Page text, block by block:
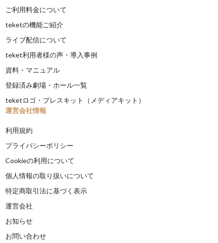
ご利用料金について
teketの機能ご紹介
ライブ配信について
teket利用者様の声・導入事例
資料・マニュアル
登録済み劇場・ホール一覧
teketロゴ・プレスキット（メディアキット）
運営会社情報
利用規約
プライバシーポリシー
Cookieの利用について
個人情報の取り扱いについて
特定商取引法に基づく表示
運営会社
お知らせ
お問い合わせ